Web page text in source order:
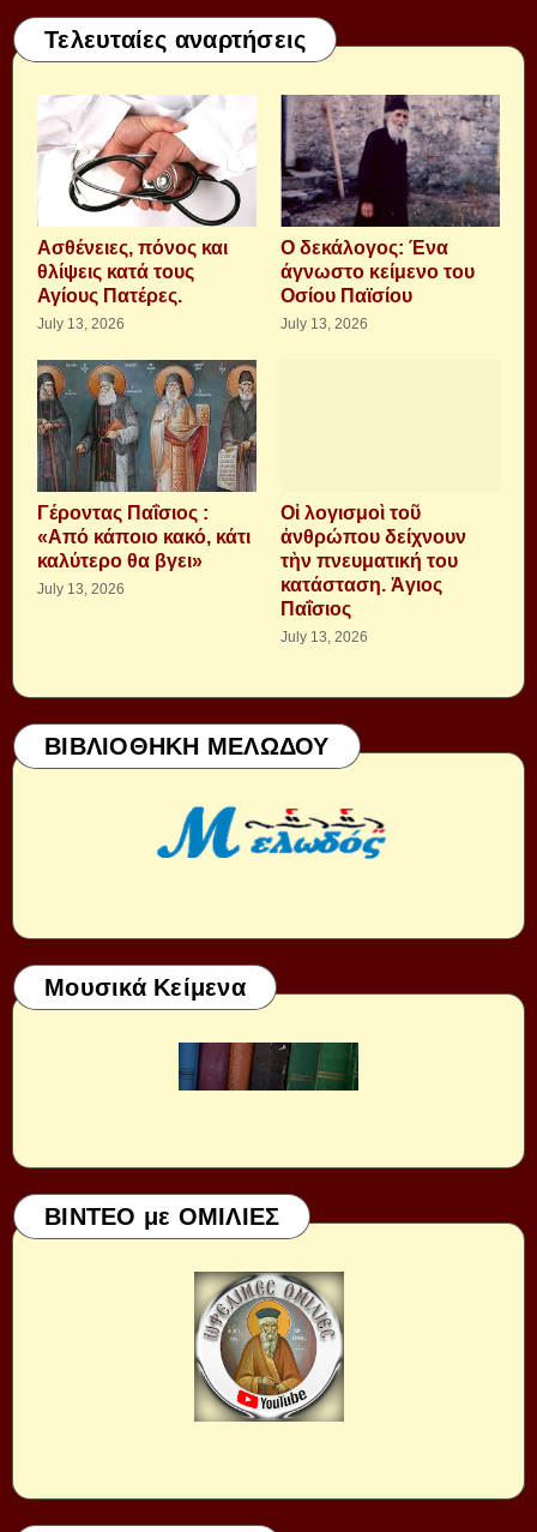
Τελευταίες αναρτήσεις
Aσθένειες, πόνος και
θλίψεις κατά τους
Αγίους Πατέρες.
July 13, 2026
Ο δεκάλογος: Ένα
άγνωστο κείμενο του
Οσίου Παϊσίου
July 13, 2026
Γέροντας Παΐσιος :
«Από κάποιο κακό, κάτι
καλύτερο θα βγει»
July 13, 2026
Οἱ λογισμοὶ τοῦ
ἀνθρώπου δείχνουν
τὴν πνευματική του
κατάσταση. Ἁγιος
Παΐσιος
July 13, 2026
ΒΙΒΛΙΟΘΗΚΗ ΜΕΛΩΔΟΥ
Μουσικά Κείμενα
ΒΙΝΤΕΟ με ΟΜΙΛΙΕΣ